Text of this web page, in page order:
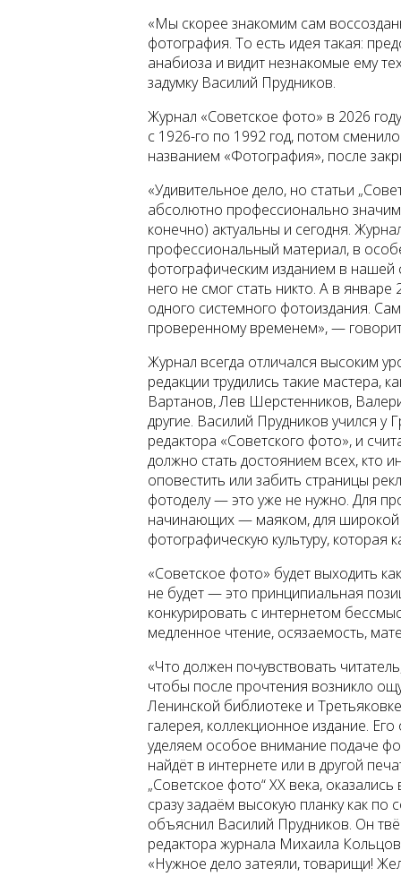
«Мы скорее знакомим сам
фотография. То есть идея такая:
анабиоза и видит незнакомые ему
задумку Василий Прудников.
Журнал «Советское фото» в 2026
с 1926-го по 1992 год, потом
названием «Фотография», после
«Удивительное дело, но статьи
абсолютно профессионально
конечно) актуальны и сегодня.
профессиональный материал, в
фотографическим изданием в
него не смог стать никто. А в
одного системного фотоиздания.
проверенному временем», —
Журнал всегда отличался высоким
редакции трудились такие мастера,
Вартанов, Лев Шерстенников,
другие. Василий Прудников учился
редактора «Советского фото», и
должно стать достоянием всех, кто
оповестить или забить страницы
фотоделу — это уже не нужно. Для
начинающих — маяком, для широкой
фотографическую культуру, которая
«Советское фото» будет выходить
не будет — это принципиальная
конкурировать с интернетом
медленное чтение, осязаемость,
«Что должен почувствовать
чтобы после прочтения возникло
Ленинской библиотеке и
галерея, коллекционное издание.
уделяем особое внимание подаче
найдёт в интернете или в другой
„Советское фото“ XX века,
сразу задаём высокую планку как
объяснил Василий Прудников. Он
редактора журнала Михаила
«Нужное дело затеяли, товарищи!